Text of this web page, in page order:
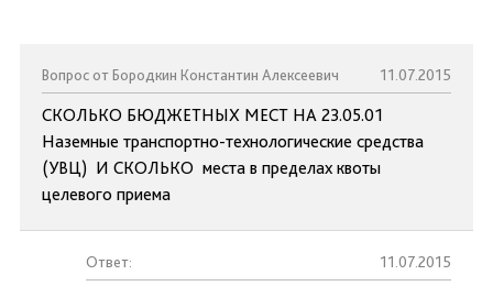
Вопрос от Бородкин Константин Алексеевич 11.07.2015
СКОЛЬКО БЮДЖЕТНЫХ МЕСТ НА 23.05.01
Наземные транспортно-технологические средства
(УВЦ) И СКОЛЬКО места в пределах квоты
целевого приема
Ответ: 11.07.2015